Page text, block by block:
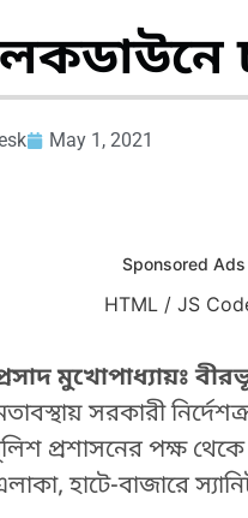
May 1, 2021
Sponsored Ads
HTML / JS
মুখোপাধ্যায়ঃ
সরকারী
প্রশাসনের পক্ষ
হাটে-বাজারে
HTML / JS Code